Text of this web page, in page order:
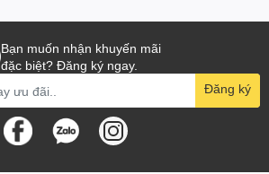
Bạn muốn nhận khuyến mãi
đặc biệt? Đăng ký ngay.
Đăng ký